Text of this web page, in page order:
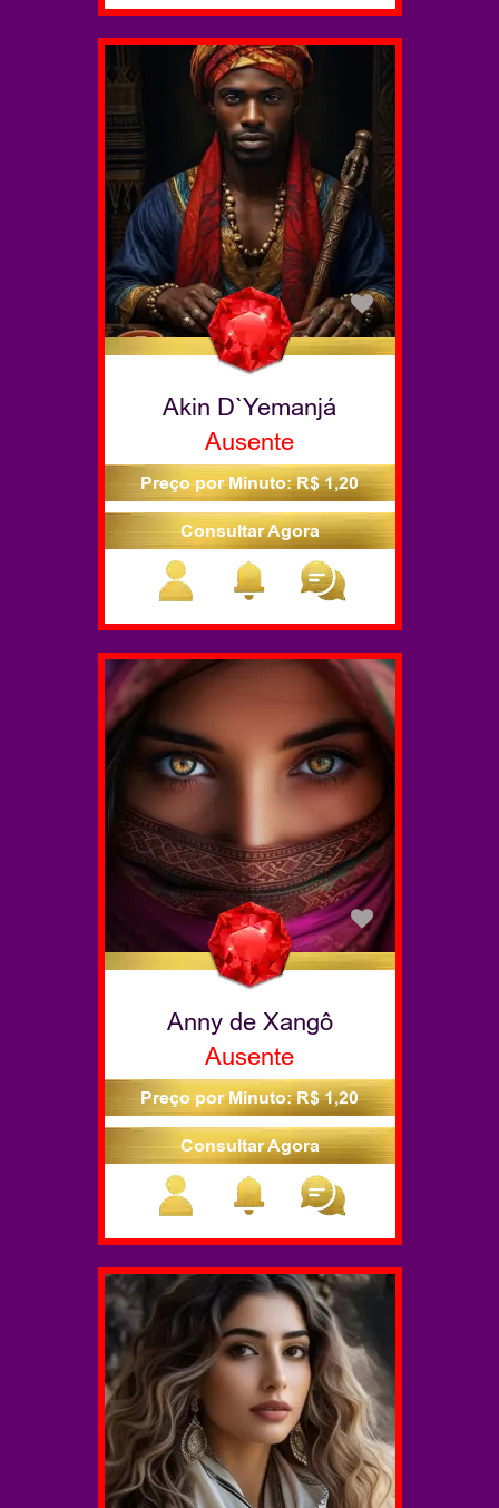
Akin D`Yemanjá
Ausente
Preço por Minuto: R$ 1,20
Consultar Agora
Anny de Xangô
Ausente
Preço por Minuto: R$ 1,20
Consultar Agora